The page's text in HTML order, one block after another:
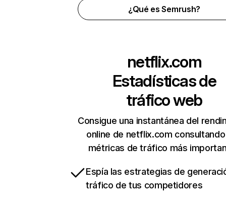
¿Qué es Semrush?
netflix.com
Estadísticas de
tráfico web
Consigue una instantánea del
online de netflix.com
métricas de tráfico más
Espía las estrategias de
tráfico de tus competidores